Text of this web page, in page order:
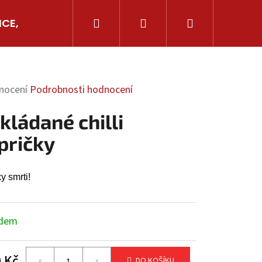
AJVARY GRILOVÁNÍ OSTATNÍ
Přihlášení
Podrobnosti hodnocení
chilli
smrti!